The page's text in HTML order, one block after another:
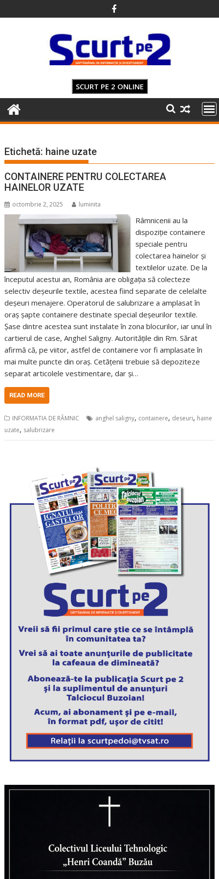
to
SCURT PE 2 ONLINE
Etichetă: haine uzate
CONTAINERE PENTRU COLECTAREA
HAINELOR UZATE
octombrie 2, 2025 luminita
Râmnicenii au la
dispoziție containere
speciale pentru
colectarea hainelor și
textilelor uzate. De la
începutul acestui an, România are obligația să colecteze
selectiv deșeurile textile, acestea fiind separate de celelalte
deșeuri menajere. Operatorul de salubrizare a amplasat în
oraș șapte containere destinate special deșeurilor textile.
Șase dintre acestea sunt instalate în zona blocurilor, iar unul în
cartierul de case, Anghel Saligny. Autoritățile din Rm. Sărat
afirmă că, pe viitor, astfel de containere vor fi amplasate în
mai multe puncte din oraș. Cetățenii trebuie să depoziteze
separat articolele vestimentare, dar și…
READ MORE
INFORMATIA DE RÂMNIC anghel saligny, containere, deseuri, haine
uzate, salubrizare